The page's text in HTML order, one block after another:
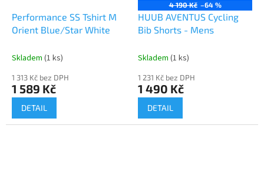
Performance SS Tshirt M
Orient Blue/Star White
Skladem (1 ks)
1 313 Kč bez DPH
1 589 Kč
DETAIL
4 190 Kč –64 %
HUUB AVENTUS Cycling
Bib Shorts - Mens
Skladem (1 ks)
1 231 Kč bez DPH
1 490 Kč
DETAIL